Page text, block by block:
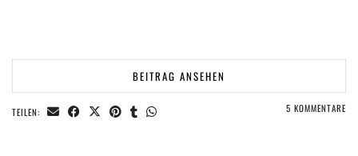
BEITRAG ANSEHEN
TEILEN: 5 KOMMENTARE